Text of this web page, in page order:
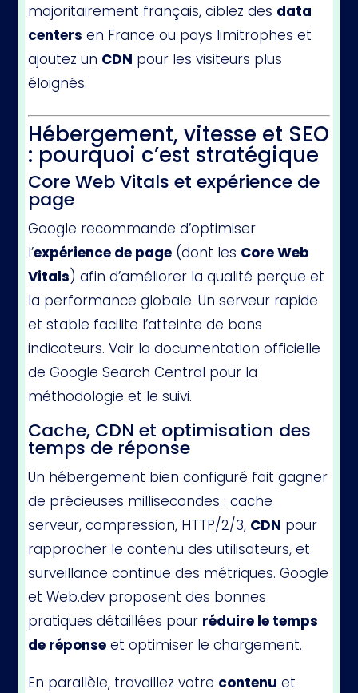
majoritairement français, ciblez des data
centers en France ou pays limitrophes et
ajoutez un CDN pour les visiteurs plus
éloignés.
Hébergement, vitesse et SEO
: pourquoi c’est stratégique
Core Web Vitals et expérience de
page
Google recommande d’optimiser
l’expérience de page (dont les Core Web
Vitals) afin d’améliorer la qualité perçue et
la performance globale. Un serveur rapide
et stable facilite l’atteinte de bons
indicateurs. Voir la documentation officielle
de Google Search Central pour la
méthodologie et le suivi.
Cache, CDN et optimisation des
temps de réponse
Un hébergement bien configuré fait gagner
de précieuses millisecondes : cache
serveur, compression, HTTP/2/3, CDN pour
rapprocher le contenu des utilisateurs, et
surveillance continue des métriques. Google
et Web.dev proposent des bonnes
pratiques détaillées pour réduire le temps
de réponse et optimiser le chargement.
En parallèle, travaillez votre contenu et